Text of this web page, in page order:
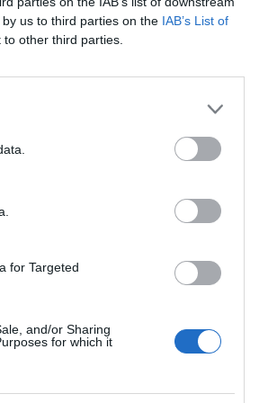
us to third parties on the IAB’s List of
other third parties.
for Targeted
and/or Sharing
for which it
illetve a negatív elemzői
zuhanással 1,706 ponton zárt, míg a Dow
erősítette, hogy a kiskereskedelmi...